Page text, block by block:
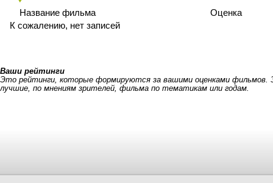
Название фильма
Оценка
К сожалению, нет записей
Ваши рейтинги
Это рейтинги, которые формируются за вашими оценками
лучшие, по мнениям зрителей, фильма по тематикам или годам.